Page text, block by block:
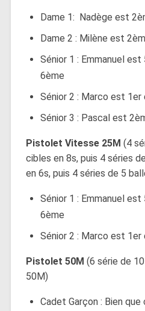
Dame 1: Nadège est
Dame 2 : Milène est
Sénior 1 : Emmanuel
6ème
Sénior 2 : Marco est 1er
Sénior 3 : Pascal est
Pistolet Vitesse 25M (4
cibles en 8s, puis 4 séries
en 6s, puis 4 séries de 5
Sénior 1 : Emmanuel
6ème
Sénior 2 : Marco est 1er
Pistolet 50M (6 série de
50M)
Cadet Garçon : Bien